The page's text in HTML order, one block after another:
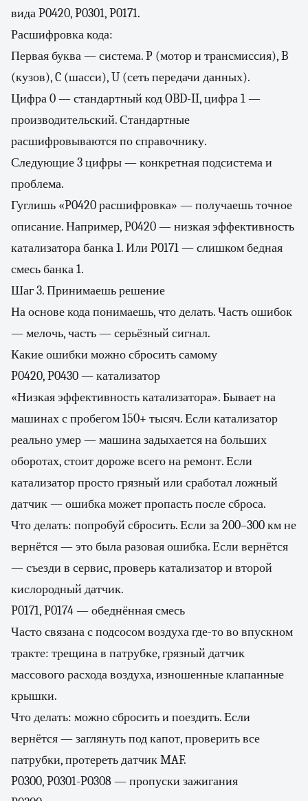
вида P0420, P0301, P0171.
Расшифровка кода:
Первая буква — система. P (мотор и трансмиссия), B
(кузов), C (шасси), U (сеть передачи данных).
Цифра 0 — стандартный код OBD-II, цифра 1 —
производительский. Стандартные
расшифровываются по справочнику.
Следующие 3 цифры — конкретная подсистема и
проблема.
Гуглишь «P0420 расшифровка» — получаешь точное
описание. Например, P0420 — низкая эффективность
катализатора банка 1. Или P0171 — слишком бедная
смесь банка 1.
Шаг 3. Принимаешь решение
На основе кода понимаешь, что делать. Часть ошибок
— мелочь, часть — серьёзный сигнал.
Какие ошибки можно сбросить самому
P0420, P0430 — катализатор
«Низкая эффективность катализатора». Бывает на
машинах с пробегом 150+ тысяч. Если катализатор
реально умер — машина задыхается на больших
оборотах, стоит дороже всего на ремонт. Если
катализатор просто грязный или сработал ложный
датчик — ошибка может пропасть после сброса.
Что делать: попробуй сбросить. Если за 200–300 км не
вернётся — это была разовая ошибка. Если вернётся
— съезди в сервис, проверь катализатор и второй
кислородный датчик.
P0171, P0174 — обеднённая смесь
Часто связана с подсосом воздуха где-то во впускном
тракте: трещина в патрубке, грязный датчик
массового расхода воздуха, изношенные клапанные
крышки.
Что делать: можно сбросить и поездить. Если
вернётся — заглянуть под капот, проверить все
патрубки, протереть датчик MAF.
P0300, P0301-P0308 — пропуски зажигания